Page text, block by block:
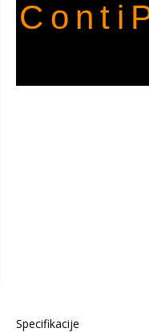
Specifikacije